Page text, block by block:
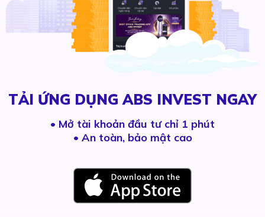
TẢI ỨNG DỤNG ABS INVEST NGAY
• Mở tài khoản đầu tư chỉ 1 phút
• An toàn, bảo mật cao